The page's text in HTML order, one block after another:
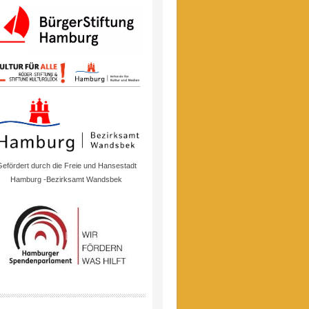
durch die Freie und Hansestadt
Hamburg -Bezirksamt Wandsbek